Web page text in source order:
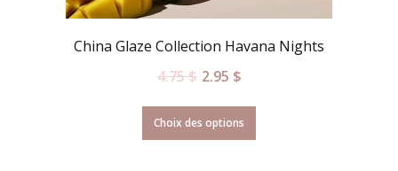
China Glaze Collection Havana Nights
4.75$ 2.95 $
Choix des options